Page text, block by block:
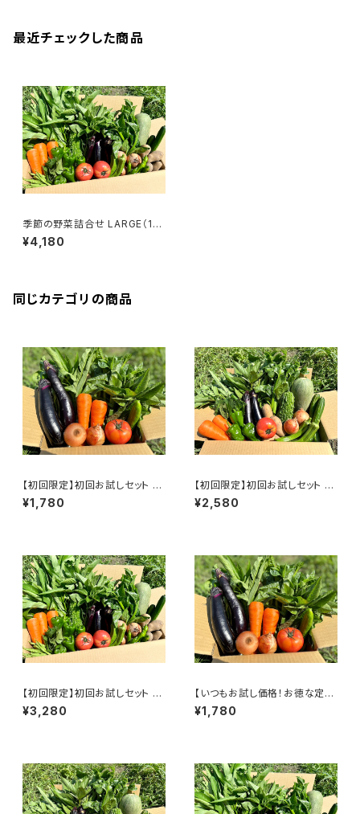
最近チェックした商品
季節の野菜詰合せ LARGE（15
～18袋）
¥4,180
同じカテゴリの商品
【初回限定】初回お試しセット S
MALL （7～9袋） ☆オリジナ
ルトートバッグ付き
¥1,780
【初回限定】初回お試しセット R
EGULAR（10～13袋）☆オリジ
ナルトートバッグ付き
¥2,580
【初回限定】初回お試しセット L
ARGE（15～18袋） ☆オリジナ
ルトートバッグ付き
¥3,280
【いつもお試し価格！お徳な定期
便＜毎週＞】季節の野菜詰合せ
SMALL（7～9袋）
¥1,780